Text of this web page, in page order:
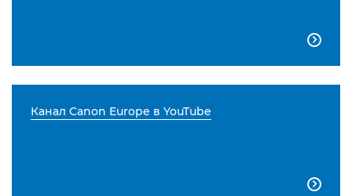

Канал Canon Europe в YouTube
